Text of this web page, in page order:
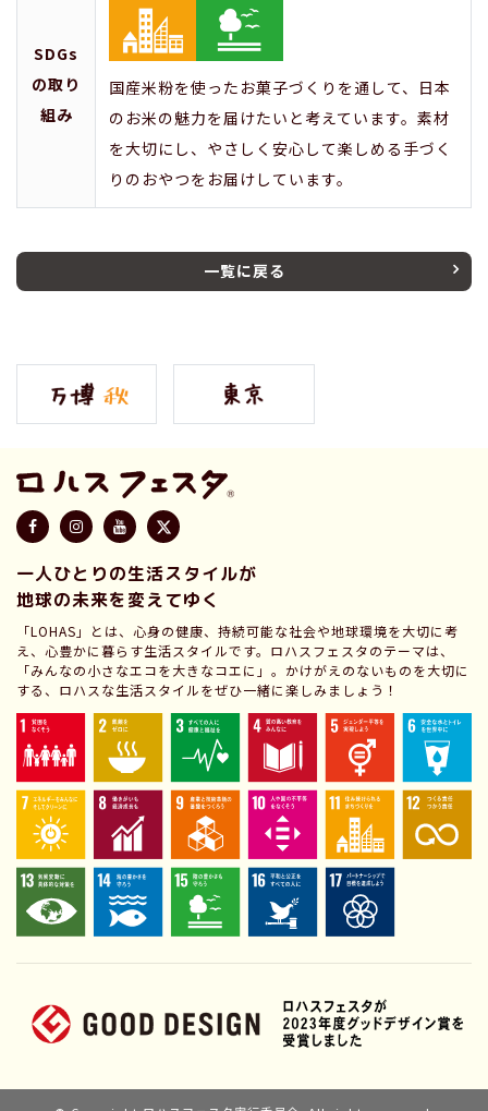
SDGs
の取り
組み
国産米粉を使ったお菓子づくりを通して、日本
のお米の魅力を届けたいと考えています。素材
を大切にし、やさしく安心して楽しめる手づく
りのおやつをお届けしています。
一覧に戻る
一人ひとりの生活スタイルが
地球の未来を変えてゆく
「LOHAS」とは、心身の健康、持続可能な社会や地球環境を大切に考
え、心豊かに暮らす生活スタイルです。ロハスフェスタのテーマは、
「みんなの小さなエコを大きなコエに」。かけがえのないものを大切に
する、ロハスな生活スタイルをぜひ一緒に楽しみましょう！